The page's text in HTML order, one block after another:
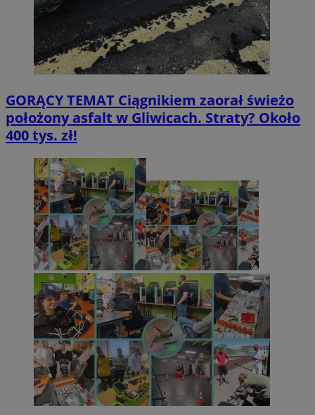
GORĄCY TEMAT Ciągnikiem zaorał świeżo
położony asfalt w Gliwicach. Straty? Około
400 tys. zł!